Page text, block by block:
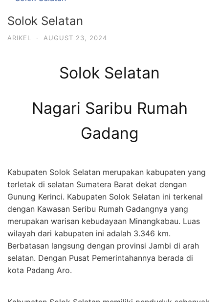
Solok Selatan
ARIKEL · AUGUST 23, 2024
Solok Selatan
Nagari Saribu Rumah
Gadang
Kabupaten Solok Selatan merupakan kabupaten yang
terletak di selatan Sumatera Barat dekat dengan
Gunung Kerinci. Kabupaten Solok Selatan ini terkenal
dengan Kawasan Seribu Rumah Gadangnya yang
merupakan warisan kebudayaan Minangkabau. Luas
wilayah dari kabupaten ini adalah 3.346 km.
Berbatasan langsung dengan provinsi Jambi di arah
selatan. Dengan Pusat Pemerintahannya berada di
kota Padang Aro.